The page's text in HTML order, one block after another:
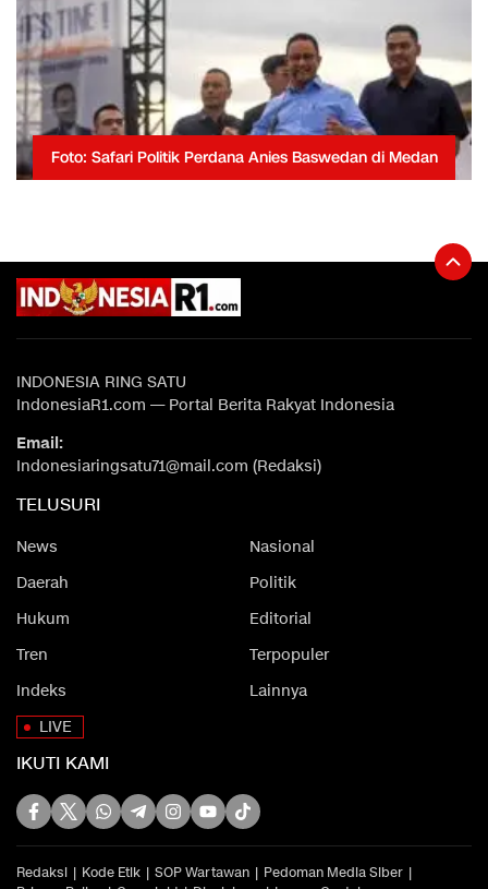
Foto: Safari Politik Perdana Anies Baswedan di Medan
INDONESIA RING SATU
IndonesiaR1.com — Portal Berita Rakyat Indonesia
Email:
Indonesiaringsatu71@mail.com (Redaksi)
TELUSURI
News
Nasional
Daerah
Politik
Hukum
Editorial
Tren
Terpopuler
Indeks
Lainnya
LIVE
IKUTI KAMI
Redaksi Kode Etik SOP Wartawan
Pedoman Media Siber